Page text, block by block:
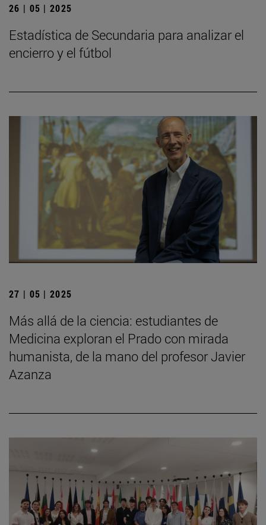
26 | 05 | 2025
Estadística de Secundaria para analizar el
encierro y el fútbol
27 | 05 | 2025
Más allá de la ciencia: estudiantes de
Medicina exploran el Prado con mirada
humanista, de la mano del profesor Javier
Azanza